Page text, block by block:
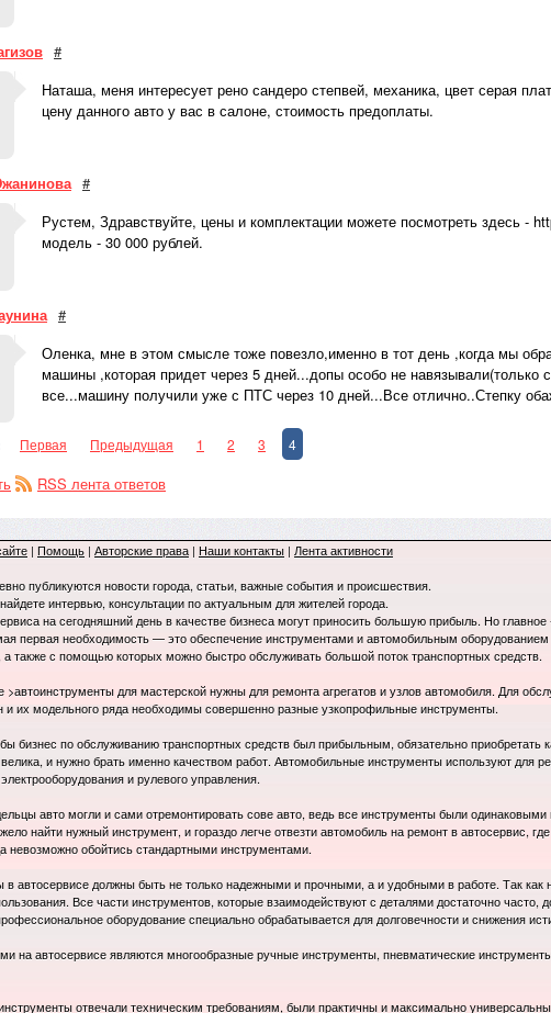
#
Наташа, меня интересует рено сандеро степвей, механика, цвет серая
цену данного авто у вас в салоне, стоимость предоплаты.
#
Рустем, Здравствуйте, цены и комплектации можете посмотреть здесь -
модель - 30 000 рублей.
#
Оленка, мне в этом смысле тоже повезло,именно в тот день ,когда мы
машины ,которая придет через 5 дней...допы особо не навязывали(только
все...машину получили уже с ПТС через 10 дней...Все отлично..Степку
Первая Предыдущая 1 2 3 4
RSS лента ответов
| Помощь | Авторские права | Наши контакты | Лента активности
публикуются новости города, статьи, важные события и происшествия.
интервью, консультации по актуальным для жителей города.
на сегодняшний день в качестве бизнеса могут приносить большую прибыль. Но
первая необходимость — это обеспечение инструментами и автомобильным
также с помощью которых можно быстро обслуживать большой поток транспортных средств.
для мастерской нужны для ремонта агрегатов и узлов автомобиля. Для
их модельного ряда необходимы совершенно разные узкопрофильные инструменты.
бизнес по обслуживанию транспортных средств был прибыльным, обязательно
и нужно брать именно качеством работ. Автомобильные инструменты используют для
и рулевого управления.
авто могли и сами отремонтировать сове авто, ведь все инструменты были
найти нужный инструмент, и гораздо легче отвезти автомобиль на ремонт в автосервис,
невозможно обойтись стандартными инструментами.
в автосервисе должны быть не только надежными и прочными, а и удобными в работе. Так как
Все части инструментов, которые взаимодействуют с деталями достаточно
оборудование специально обрабатывается для долговечности и снижения
на автосервисе являются многообразные ручные инструменты, пневматические
отвечали техническим требованиям, были практичны и максимально